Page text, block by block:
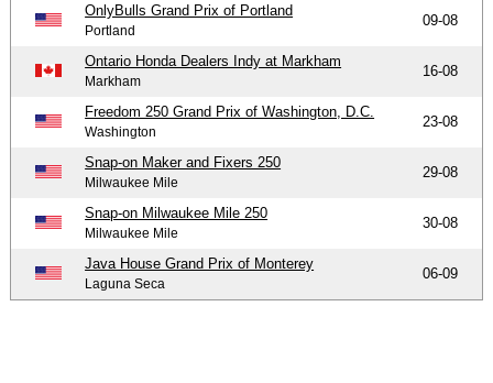
OnlyBulls Grand Prix of Portland
Portland
09-08
Ontario Honda Dealers Indy at Markham
Markham
16-08
Freedom 250 Grand Prix of Washington, D.C.
Washington
23-08
Snap-on Maker and Fixers 250
Milwaukee Mile
29-08
Snap-on Milwaukee Mile 250
Milwaukee Mile
30-08
Java House Grand Prix of Monterey
Laguna Seca
06-09